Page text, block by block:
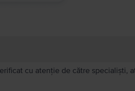
cu atenție de către specialiști,